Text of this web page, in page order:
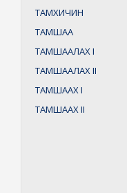
ТАМХИЧИН
ТАМШАА
ТАМШААЛАХI
ТАМШААЛАХII
ТАМШААХI
ТАМШААХII